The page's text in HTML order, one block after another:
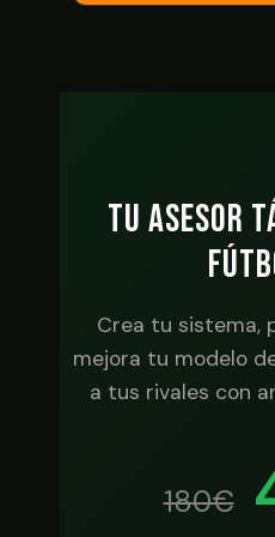
TU ASESOR
Crea tu sistema,
mejora tu modelo
a tus rivales con
180€